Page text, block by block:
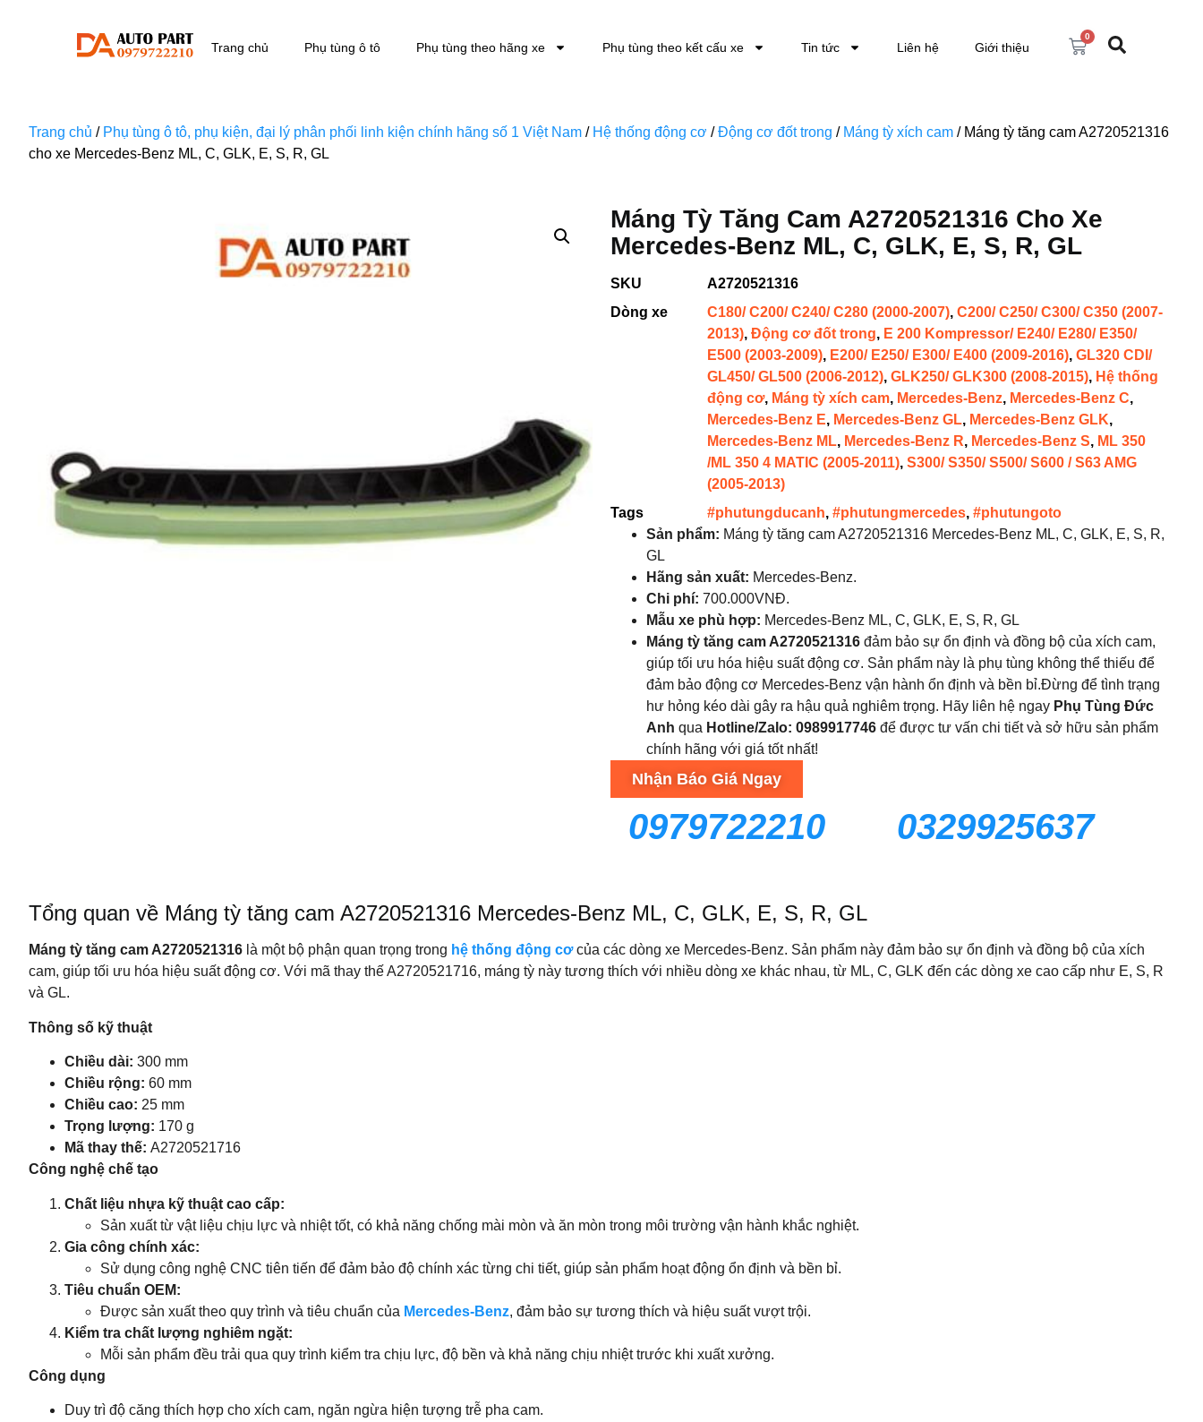
Trang chủ Phụ tùng ô tô Phụ tùng theo hãng xe Phụ tùng theo kết cấu xe Tin tức Liên hệ Giới thiệu
0
Trang chủ / Phụ tùng ô tô, phụ kiện, đại lý phân phối linh kiện chính hãng số 1 Việt Nam / Hệ thống động cơ /Động cơ đốt trong / Máng tỳ xích cam / Máng tỳ tăng cam A2720521316
cho xe Mercedes-Benz ML, C, GLK, E, S, R, GL
Máng Tỳ Tăng Cam A2720521316 Cho Xe
Mercedes-Benz ML, C, GLK, E, S, R, GL
SKU
A2720521316
Dòng xe
C180/ C200/ C240/ C280 (2000-2007), C200/ C250/ C300/ C350 (2007-
2013), Động cơ đốt trong, E 200 Kompressor/ E240/ E280/ E350/
E500 (2003-2009), E200/ E250/ E300/ E400 (2009-2016), GL320 CDI/
GL450/ GL500 (2006-2012), GLK250/ GLK300 (2008-2015), Hệ thống
động cơ, Máng tỳ xích cam, Mercedes-Benz, Mercedes-Benz C,
Mercedes-Benz E, Mercedes-Benz GL, Mercedes-Benz GLK,
Mercedes-Benz ML, Mercedes-Benz R, Mercedes-Benz S, ML 350
/ML 350 4 MATIC (2005-2011), S300/ S350/ S500/ S600 / S63 AMG
(2005-2013)
Tags
#phutungducanh, #phutungmercedes, #phutungoto
Sản phẩm: Máng tỳ tăng cam A2720521316 Mercedes-Benz ML, C, GLK, E, S, R,
GL
Hãng sản xuất: Mercedes-Benz.
Chi phí: 700.000VNĐ.
Mẫu xe phù hợp: Mercedes-Benz ML, C, GLK, E, S, R, GL
Máng tỳ tăng cam A2720521316 đảm bảo sự ổn định và đồng bộ của xích cam,
giúp tối ưu hóa hiệu suất động cơ. Sản phẩm này là phụ tùng không thể thiếu để
đảm bảo động cơ Mercedes-Benz vận hành ổn định và bền bỉ.Đừng để tình trạng
hư hỏng kéo dài gây ra hậu quả nghiêm trọng. Hãy liên hệ ngay Phụ Tùng Đức
Anh qua Hotline/Zalo: 0989917746 để được tư vấn chi tiết và sở hữu sản phẩm
chính hãng với giá tốt nhất!
Nhận Báo Giá Ngay
0979722210 0329925637
Tổng quan về Máng tỳ tăng cam A2720521316 Mercedes-Benz ML, C, GLK, E, S, R, GL
Máng tỳ tăng cam A2720521316 là một bộ phận quan trọng trong hệ thống động cơcủa các dòng xe Mercedes-Benz. Sản phẩm này đảm bảo sự ổn định và đồng bộ của xích
cam, giúp tối ưu hóa hiệu suất động cơ. Với mã thay thế A2720521716, máng tỳ này tương thích với nhiều dòng xe khác nhau, từ ML, C, GLK đến các dòng xe cao cấp như E, S, R
và GL.
Thông số kỹ thuật
Chiều dài: 300 mm
Chiều rộng: 60 mm
Chiều cao: 25 mm
Trọng lượng: 170 g
Mã thay thế: A2720521716
Công nghệ chế tạo
Chất liệu nhựa kỹ thuật cao cấp:
Sản xuất từ vật liệu chịu lực và nhiệt tốt, có khả năng chống mài mòn và ăn mòn trong môi trường vận hành khắc nghiệt.
Gia công chính xác:
Sử dụng công nghệ CNC tiên tiến để đảm bảo độ chính xác từng chi tiết, giúp sản phẩm hoạt động ổn định và bền bỉ.
Tiêu chuẩn OEM:
Được sản xuất theo quy trình và tiêu chuẩn của Mercedes-Benz, đảm bảo sự tương thích và hiệu suất vượt trội.
Kiểm tra chất lượng nghiêm ngặt:
Mỗi sản phẩm đều trải qua quy trình kiểm tra chịu lực, độ bền và khả năng chịu nhiệt trước khi xuất xưởng.
Công dụng
Duy trì độ căng thích hợp cho xích cam, ngăn ngừa hiện tượng trễ pha cam.